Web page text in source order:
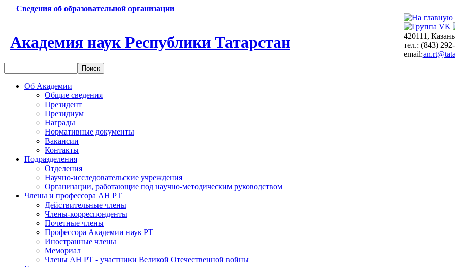
Сведения об образовательной организации
Академия наук Республики Татарстан
420111,
тел.: (843)
email:
Об Академии
Общие сведения
Президент
Президиум
Награды
Нормативные документы
Вакансии
Контакты
Подразделения
Отделения
Научно-исследовательские учреждения
Организации, работающие под научно-методическим руководством
Члены и профессора АН РТ
Действительные члены
Члены-корреспонденты
Почетные члены
Профессора Академии наук РТ
Иностранные члены
Мемориал
Члены АН РТ - участники Великой Отечественной войны